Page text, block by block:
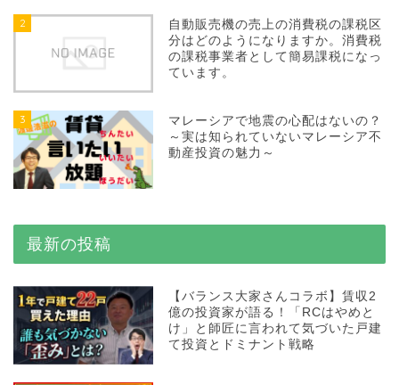
2
自動販売機の売上の消費税の課税区
分はどのようになりますか。消費税
の課税事業者として簡易課税になっ
ています。
3
マレーシアで地震の心配はないの？
～実は知られていないマレーシア不
動産投資の魅力～
最新の投稿
【バランス大家さんコラボ】賃収2
億の投資家が語る！「RCはやめと
け」と師匠に言われて気づいた戸建
て投資とドミナント戦略